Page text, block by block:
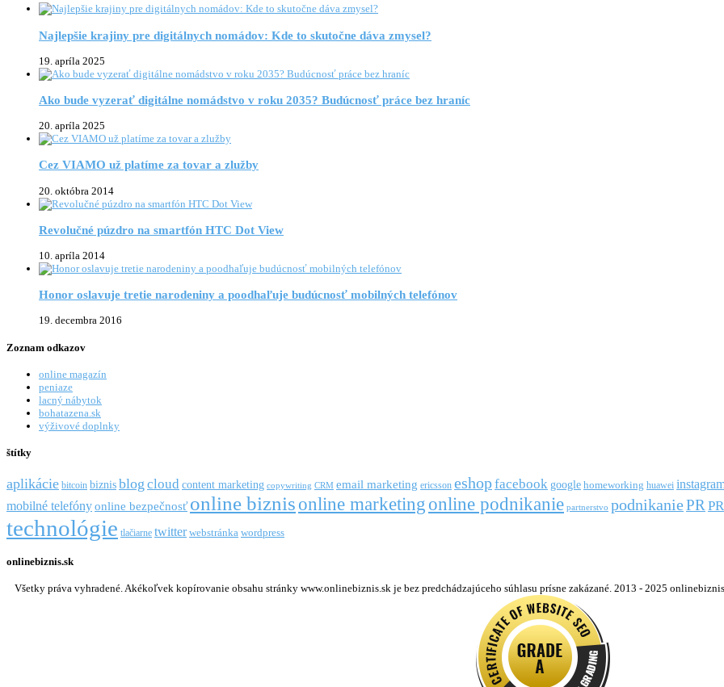
Najlepšie krajiny pre digitálnych nomádov: Kde to skutočne dáva zmysel?
19. apríla 2025
Ako bude vyzerať digitálne nomádstvo v roku 2035? Budúcnosť práce bez hraníc
20. apríla 2025
Cez VIAMO už platíme za tovar a zlužby
20. októbra 2014
Revolučné púzdro na smartfón HTC Dot View
10. apríla 2014
Honor oslavuje tretie narodeniny a poodhaľuje budúcnosť mobilných telefónov
19. decembra 2016
Zoznam odkazov
online magazín
peniaze
lacný nábytok
bohatazena.sk
výživové doplnky
štítky
aplikácie bitcoin biznisblog cloud content marketing copywriting CRM email marketing ericsson eshopfacebook google homeworking huawei
mobilné telefónyonline bezpečnosť online biznisonline marketingonline podnikanie partnerstvo podnikaniePR
technológie tlačiarne twitter webstránka wordpress
onlinebiznis.sk
Všetky práva vyhradené. Akékoľvek kopírovanie obsahu stránky www.onlinebiznis.sk je bez predchádzajúceho súhlasu prísne zakázané. 2013 - 2025